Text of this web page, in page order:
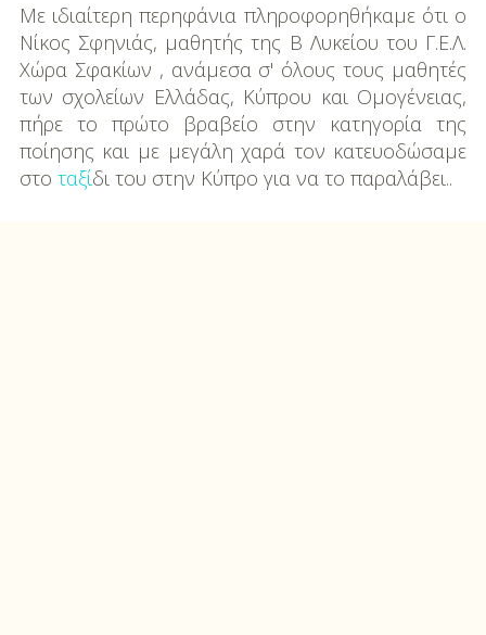
Με ιδιαίτερη περηφάνια πληροφορηθήκαμε ότι ο
Νίκος Σφηνιάς, μαθητής της Β Λυκείου του Γ.Ε.Λ.
Χώρα Σφακίων , ανάμεσα σ' όλους τους μαθητές
των σχολείων Ελλάδας, Κύπρου και Ομογένειας,
πήρε το πρώτο βραβείο στην κατηγορία της
ποίησης και με μεγάλη χαρά τον κατευοδώσαμε
στο ταξίδι του στην Κύπρο για να το παραλάβει..